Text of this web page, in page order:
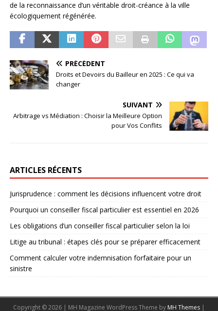
de la reconnaissance d’un véritable droit-créance à la ville
écologiquement régénérée.
PRÉCÉDENT
Droits et Devoirs du Bailleur en 2025 : Ce qui va
changer
SUIVANT
Arbitrage vs Médiation : Choisir la Meilleure Option
pour Vos Conflits
ARTICLES RÉCENTS
Jurisprudence : comment les décisions influencent votre droit
Pourquoi un conseiller fiscal particulier est essentiel en 2026
Les obligations d’un conseiller fiscal particulier selon la loi
Litige au tribunal : étapes clés pour se préparer efficacement
Comment calculer votre indemnisation forfaitaire pour un
sinistre
Copyright © 2026 | MH Magazine WordPress Theme by MH Themes |